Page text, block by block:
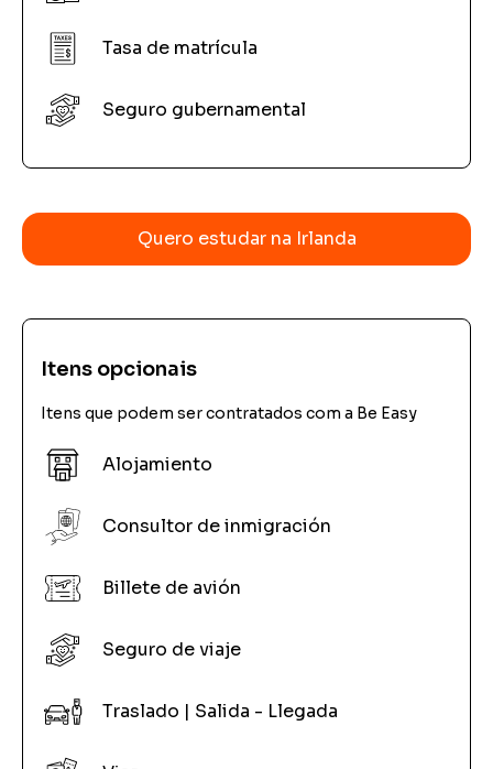
Tasa de matrícula
Seguro gubernamental
Quero estudar na Irlanda
Itens opcionais
Itens que podem ser contratados com a Be Easy
Alojamiento
Consultor de inmigración
Billete de avión
Seguro de viaje
Traslado | Salida - Llegada